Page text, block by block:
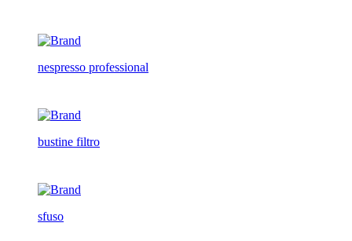
nespresso professional
bustine filtro
sfuso